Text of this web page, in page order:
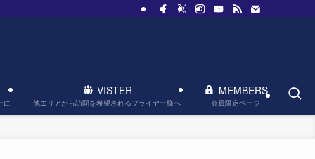
に
VISTER
他エリアから訪問を希望されるフライヤー様へ
MEMBERS
会員限定ページ